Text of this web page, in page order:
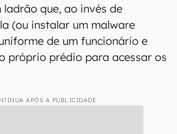
ladrão que, ao invés de
(ou instalar um malware
de um funcionário e
próprio prédio para acessar os
APÓS A PUBLICIDADE